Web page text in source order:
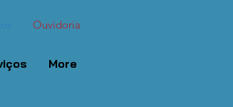
Ouvidoria
More